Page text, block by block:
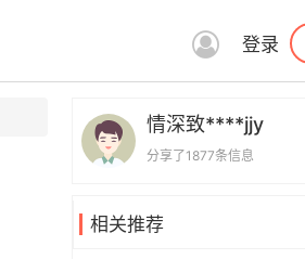
登录
情深致****jjy
分享了1877条信息
相关推荐